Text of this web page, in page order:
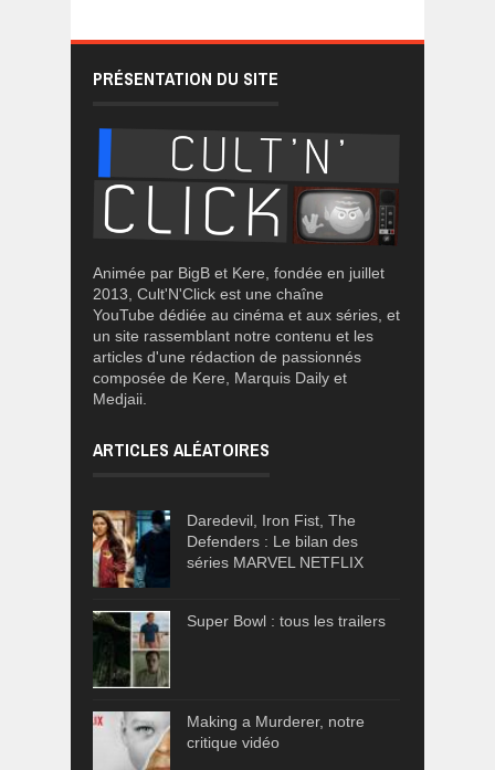
PRÉSENTATION DU SITE
Animée par BigB et Kere, fondée en juillet
2013, Cult'N'Click est une chaîne
YouTube dédiée au cinéma et aux séries, et
un site rassemblant notre contenu et les
articles d'une rédaction de passionnés
composée de Kere, Marquis Daily et
Medjaii.
ARTICLES ALÉATOIRES
Daredevil, Iron Fist, The
Defenders : Le bilan des
séries MARVEL NETFLIX
Super Bowl : tous les trailers
Making a Murderer, notre
critique vidéo